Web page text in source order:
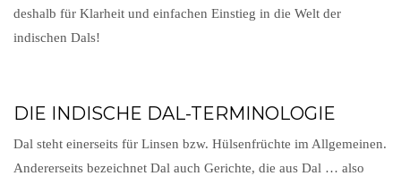
deshalb für Klarheit und einfachen Einstieg in die Welt der
indischen Dals!
DIE INDISCHE DAL-TERMINOLOGIE
Dal steht einerseits für Linsen bzw. Hülsenfrüchte im Allgemeinen.
Andererseits bezeichnet Dal auch Gerichte, die aus Dal … also